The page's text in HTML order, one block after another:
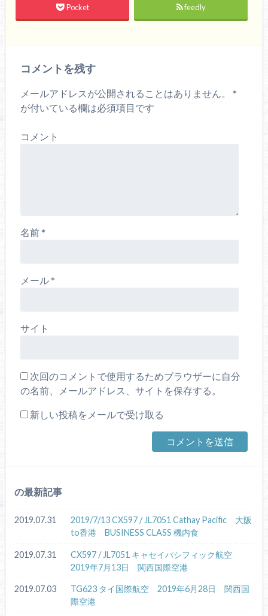
Pocket feedly
コメントを残す
メールアドレスが公開されることはありません。
*
が付いている欄は必須項目です
コメント
名前*
メール*
サイト
次回のコメントで使用するためブラウザーに自分
の名前、メールアドレス、サイトを保存する。
新しい投稿をメールで受け取る
の最新記事
2019.07.31
2019/7/13 CX597 / JL7051 Cathay Pacific 大阪
to香港 BUSINESS CLASS 機内食
2019.07.31
CX597 / JL7051 キャセイパシフィック航空
2019年7月13日 関西国際空港
2019.07.03
TG623 タイ国際航空 2019年6月28日 関西国
際空港